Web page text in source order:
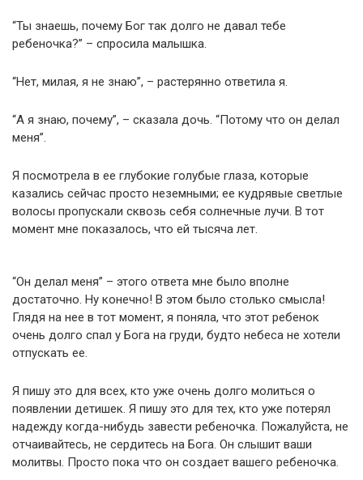
“Ты знаешь, почему Бог так долго не давал тебе
ребеночка?” – спросила малышка.
“Нет, милая, я не знаю”, – растерянно ответила я.
“А я знаю, почему”, – сказала дочь. “Потому что он делал
меня”.
Я посмотрела в ее глубокие голубые глаза, которые
казались сейчас просто неземными; ее кудрявые светлые
волосы пропускали сквозь себя солнечные лучи. В тот
момент мне показалось, что ей тысяча лет.
“Он делал меня” – этого ответа мне было вполне
достаточно. Ну конечно! В этом было столько смысла!
Глядя на нее в тот момент, я поняла, что этот ребенок
очень долго спал у Бога на груди, будто небеса не хотели
отпускать ее.
Я пишу это для всех, кто уже очень долго молиться о
появлении детишек. Я пишу это для тех, кто уже потерял
надежду когда-нибудь завести ребеночка. Пожалуйста, не
отчаивайтесь, не сердитесь на Бога. Он слышит ваши
молитвы. Просто пока что он создает вашего ребеночка.